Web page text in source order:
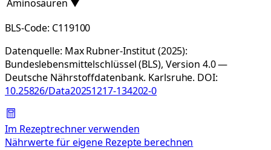
Aminosäuren ▼
BLS-Code: C119100
Datenquelle: Max Rubner-Institut (2025):
Bundeslebensmittelschlüssel (BLS), Version 4.0 —
Deutsche Nährstoffdatenbank. Karlsruhe. DOI:
10.25826/Data20251217-134202-0
Im Rezeptrechner verwenden
Nährwerte für eigene Rezepte berechnen